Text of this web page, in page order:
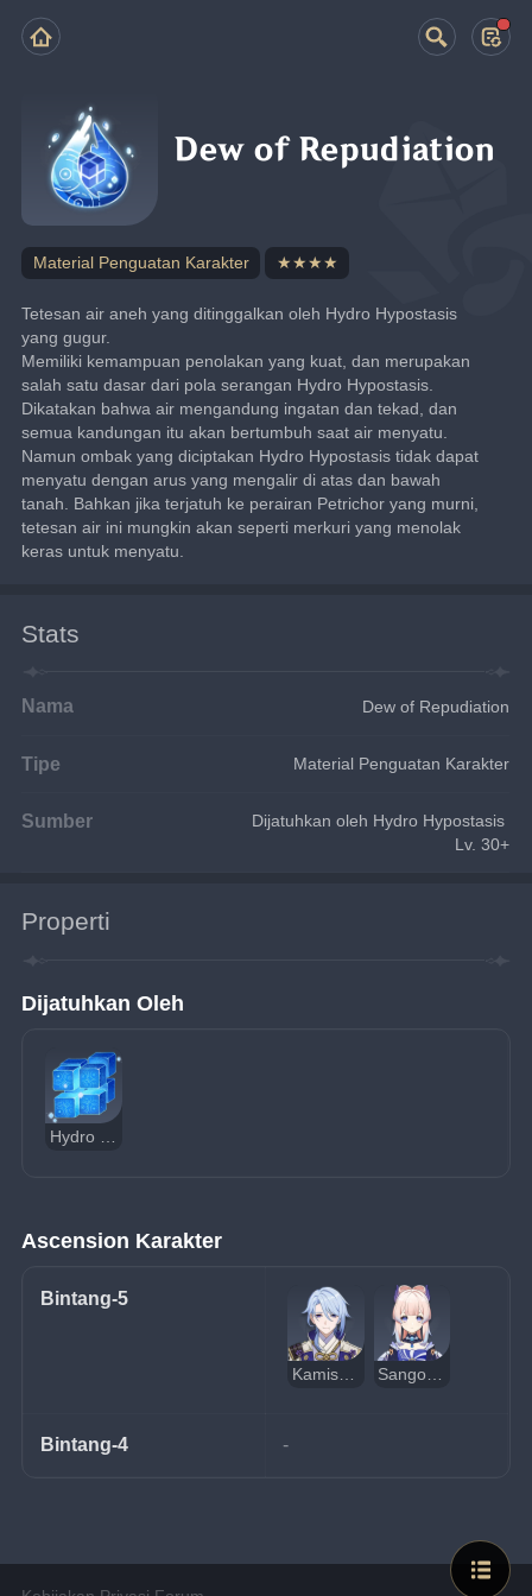
Dew of Repudiation
Material Penguatan Karakter ★★★★
Tetesan air aneh yang ditinggalkan oleh Hydro Hypostasis
yang gugur.
Memiliki kemampuan penolakan yang kuat, dan merupakan
salah satu dasar dari pola serangan Hydro Hypostasis.
Dikatakan bahwa air mengandung ingatan dan tekad, dan
semua kandungan itu akan bertumbuh saat air menyatu.
Namun ombak yang diciptakan Hydro Hypostasis tidak dapat
menyatu dengan arus yang mengalir di atas dan bawah
tanah. Bahkan jika terjatuh ke perairan Petrichor yang murni,
tetesan air ini mungkin akan seperti merkuri yang menolak
keras untuk menyatu.
Stats
Nama Dew of Repudiation
Tipe Material Penguatan Karakter
Sumber
Dijatuhkan oleh Hydro Hypostasis
Lv. 30+
Properti
Dijatuhkan Oleh
Ascension Karakter
Bintang-5
Kamisato Ayato
Bintang-4 -